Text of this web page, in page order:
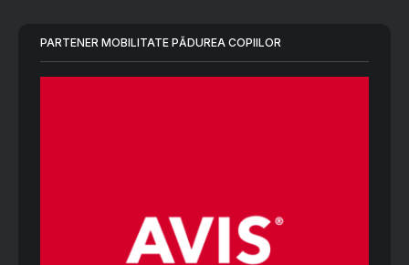
PARTENER MOBILITATE PĂDUREA COPIILOR